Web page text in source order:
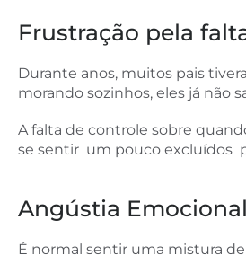
Frustração pela
Durante anos, muitos pais
morando sozinhos, eles já não
A falta de controle sobre
se sentir um pouco excluídos
Angústia Emocional
É normal sentir uma mistura